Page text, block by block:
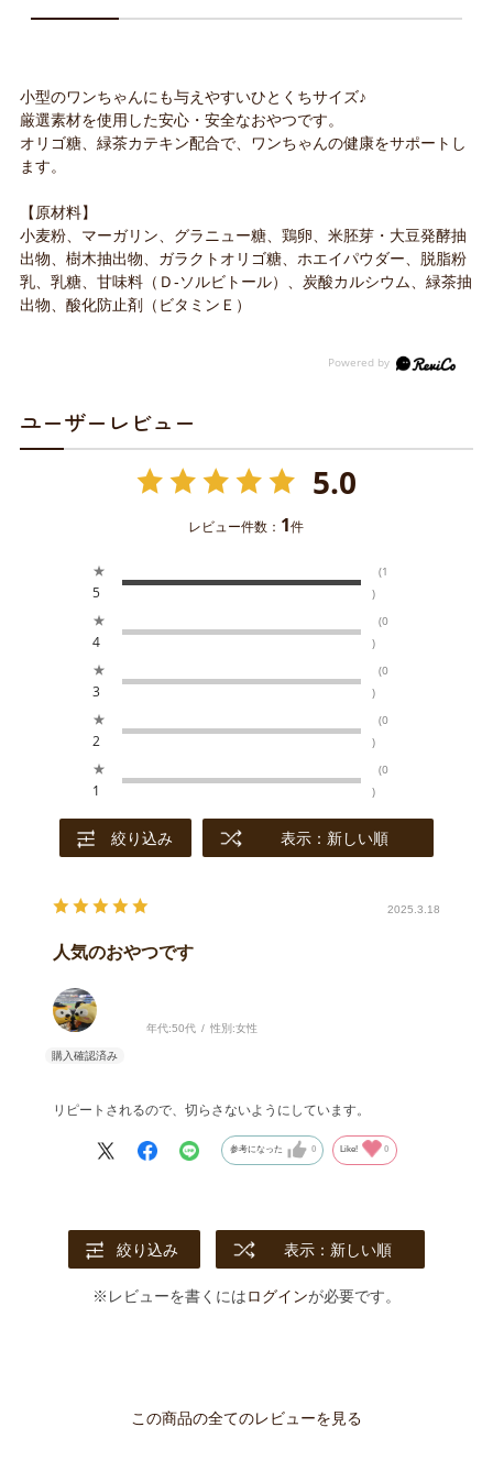
小型のワンちゃんにも与えやすいひとくちサイズ♪
厳選素材を使用した安心・安全なおやつです。
オリゴ糖、緑茶カテキン配合で、ワンちゃんの健康をサポートし
ます。
【原材料】
小麦粉、マーガリン、グラニュー糖、鶏卵、米胚芽・大豆発酵抽
出物、樹木抽出物、ガラクトオリゴ糖、ホエイパウダー、脱脂粉
乳、乳糖、甘味料（Ｄ-ソルビトール）、炭酸カルシウム、緑茶抽
出物、酸化防止剤（ビタミンＥ）
ユーザーレビュー
5.0
レビュー件数： 1件
★
5
(1
)
★
4
(0
)
★
3
(0
)
★
2
(0
)
★
1
(0
)
絞り込み 表示：新しい順
2025.3.18
人気のおやつです
年代:50代 性別:女性
リピートされるので、切らさないようにしています。
参考になった 0 Like! 0
絞り込み 表示：新しい順
※レビューを書くにはログインが必要です。
この商品の全てのレビューを見る